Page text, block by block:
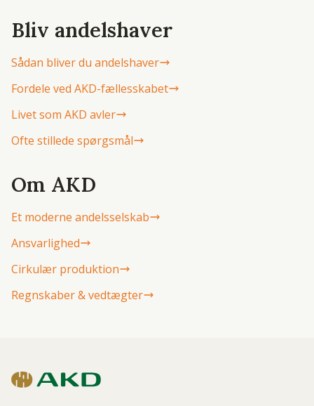
Bliv andelshaver
Sådan bliver du andelshaver
Fordele ved AKD-fællesskabet
Livet som AKD avler
Ofte stillede spørgsmål
Om AKD
Et moderne andelsselskab
Ansvarlighed
Cirkulær produktion
Regnskaber & vedtægter